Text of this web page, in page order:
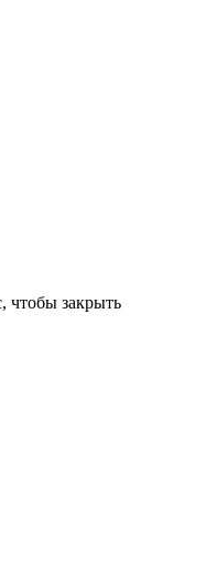
чтобы закрыть